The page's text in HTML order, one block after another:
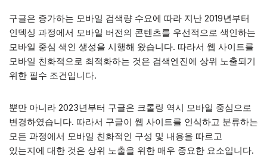
구글은 증가하는 모바일 검색량 수요에 따라 지난 2019년부터
인덱싱 과정에서 모바일 버전의 콘텐츠를 우선적으로 색인하는
모바일 중심 색인 생성을 시행해 왔습니다. 따라서 웹 사이트를
모바일 친화적으로 최적화하는 것은 검색엔진에 상위 노출되기
위한 필수 조건입니다.
뿐만 아니라 2023년부터 구글은 크롤링 역시 모바일 중심으로
변경하였습니다. 따라서 구글이 웹 사이트를 인식하고 분류하는
모든 과정에서 모바일 친화적인 구성 및 내용을 따르고
있는지에 대한 것은 상위 노출을 위한 매우 중요한 요소입니다.